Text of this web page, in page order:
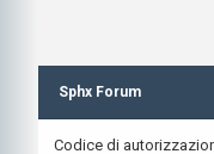
Sphx Forum
Codice di